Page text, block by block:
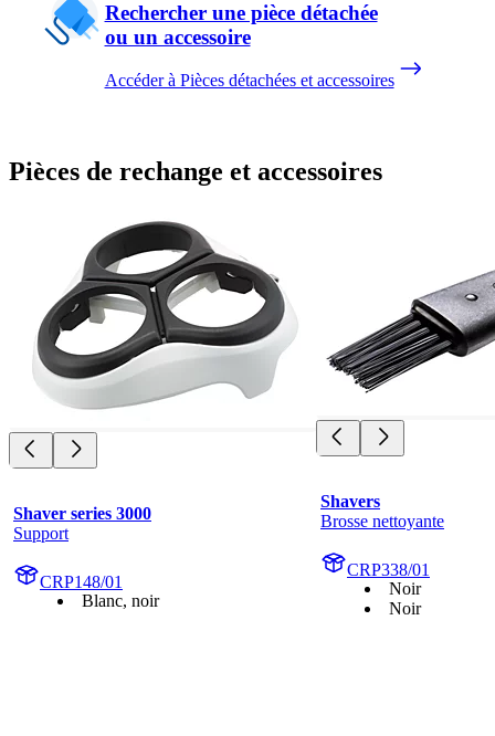
Rechercher une pièce détachée
ou un accessoire
Accéder à Pièces détachées et accessoires
Pièces de rechange et accessoires
Shaver series 3000
Support
CRP148/01
Blanc, noir
Shavers
Brosse nettoyante
CRP338/01
Noir
Noir